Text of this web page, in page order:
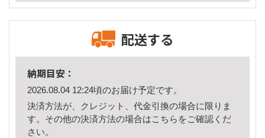
配送する
納期目安：
2026.08.04 12:24頃のお届け予定です。
決済方法が、クレジット、代金引換の場合に限りま
す。その他の決済方法の場合はこちら をご確認くだ
さい。